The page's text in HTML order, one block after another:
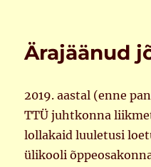
Ärajäänud
2019. aastal (enne
TTÜ juhtkonna
lollakaid luuletusi
ülikooli